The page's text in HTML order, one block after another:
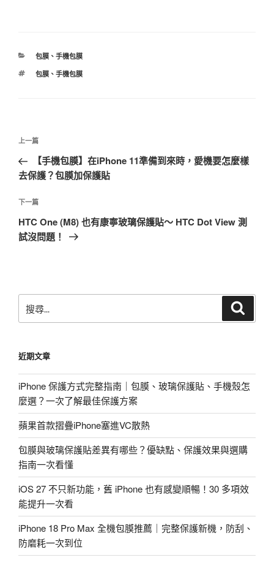
分
包膜、 手機包膜
標
包膜、 手機包膜
文
導
覽
上
一
篇
章
上一篇
【手機包膜】在iPhone 11準備到來時，愛機要怎麼樣
去保護？包膜加保護貼
下
一
篇
下一篇
HTC One (M8) 也有康寧玻璃保護貼～ HTC Dot View 測
試沒問題！
尋
字:
近期文章
iPhone 保護方式完整指南｜包膜、玻璃保護貼、手機殼怎
麼選？一次了解最佳保護方案
蘋果首款摺疊iPhone塞進VC散熱
包膜與玻璃保護貼差異有哪些？優缺點、保護效果與選購
指南一次看懂
iOS 27 不只新功能，舊 iPhone 也有感變順暢！30 多項效
能提升一次看
iPhone 18 Pro Max 全機包膜推薦｜完整保護新機，防刮、
防磨耗一次到位